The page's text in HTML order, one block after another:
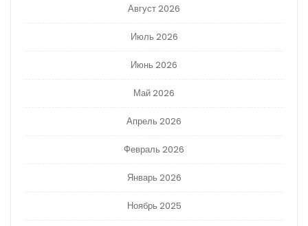
Август 2026
Июль 2026
Июнь 2026
Май 2026
Апрель 2026
Февраль 2026
Январь 2026
Ноябрь 2025